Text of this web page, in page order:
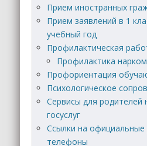
Прием иностранных
Прием заявлений в 1
учебный год
Профилактическая
Профилактика
Профориентация
Психологическое
Сервисы для родителей
госуслуг
Ссылки на официальные
телефоны